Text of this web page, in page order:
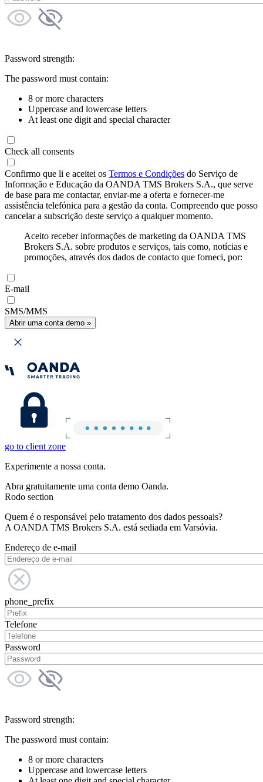
Password strength:
The password must contain:
8 or more characters
Uppercase and lowercase letters
At least one digit and special character
Check all consents
Confirmo que li e aceitei os Termos e Condições do Serviço de
Informação e Educação da OANDA TMS Brokers S.A., que serve
de base para me contactar, enviar-me a oferta e fornecer-me
assistência telefónica para a gestão da conta. Compreendo que posso
cancelar a subscrição deste serviço a qualquer momento.
Aceito receber informações de marketing da OANDA TMS
Brokers S.A. sobre produtos e serviços, tais como, notícias e
promoções, através dos dados de contacto que forneci, por:
E-mail
SMS/MMS
Abrir uma conta demo »
go to client zone
Experimente a nossa conta.
Abra gratuitamente uma conta demo Oanda.
Rodo section
Quem é o responsável pelo tratamento dos dados pessoais?
A OANDA TMS Brokers S.A. está sediada em Varsóvia.
Endereço de e-mail
phone_prefix
Telefone
Password
Password strength:
The password must contain:
8 or more characters
Uppercase and lowercase letters